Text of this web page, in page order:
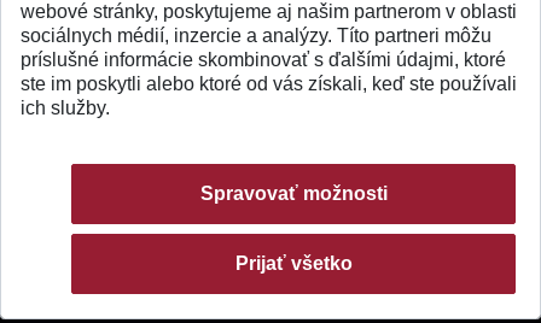
SPÄŤ NA VRCH
webové stránky, poskytujeme aj našim partnerom v oblasti
sociálnych médií, inzercie a analýzy. Títo partneri môžu
príslušné informácie skombinovať s ďalšími údajmi, ktoré
ste im poskytli alebo ktoré od vás získali, keď ste používali
ich služby.
Spravovať možnosti
Prijať všetko